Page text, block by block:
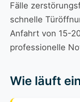
Fälle
schnelle
Anfahrt von 15-
professionelle
Wie läuft